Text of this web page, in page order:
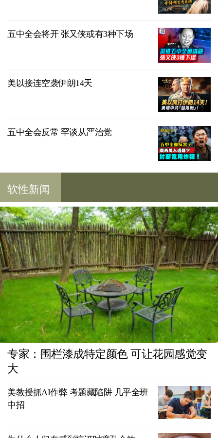
五中全会将开 张又侠或有3种下场
美以接连空袭伊朗14天
五中全会反常 罕谈从严治党
软性新闻
专家：围栏漆成特定颜色 可让花园感觉变
大
美教授抓AI作弊 考题藏陷阱 几乎全班
中招